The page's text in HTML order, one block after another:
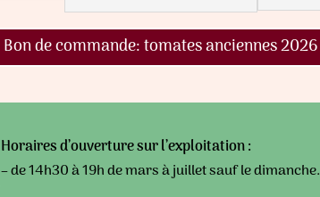
Bon de commande: tomates anciennes 2026
Horaires d’ouverture sur l’exploitation :
– de 14h30 à 19h de mars à juillet sauf le dimanche.